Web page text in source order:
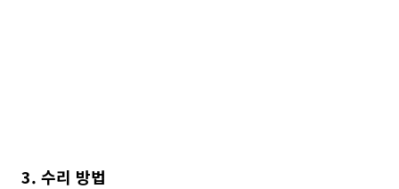
3. 수리 방법